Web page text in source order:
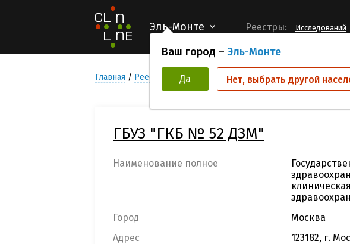
Эль-Монте
Ваш город – Эль-Монте
Да Нет, выбрать другой
Реестры: Исследований
Главная Реестр Медицинских учреждений ГБУЗ "ГКБ № 52
ГБУЗ "ГКБ № 52 ДЗМ"
Наименование полное
Город
Москва
Адрес
123182, г.